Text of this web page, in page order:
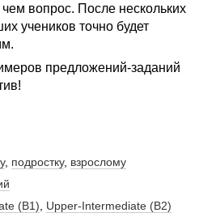
вопрос. После нескольких
учеников точно будет
предложений-заданий
, подростку, взрослому
(B1)
Upper-Intermediate (B2)